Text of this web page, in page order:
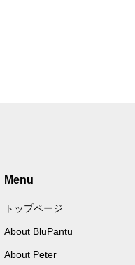
Menu
トップページ
About BluPantu
About Peter